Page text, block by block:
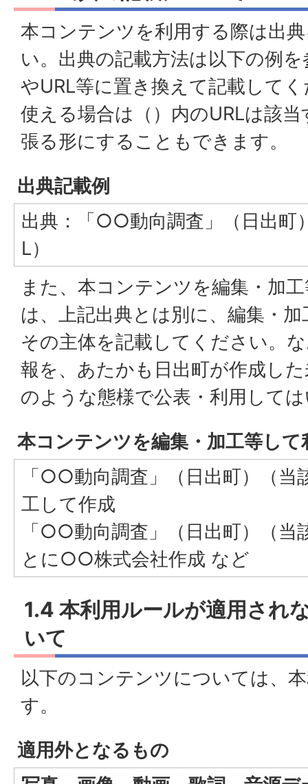
本コンテンツを利用する際は出
い。出典の記載方法は以下の例
やURL等に置き換えて記載して
使える場合は（）内のURLは該
張る形にすることもできます。
出典記載例
出典：「○○動向調査」（日出町
L）
また、本コンテンツを編集・加
は、上記出典とは別に、編集・
その主体を記載してください。
報を、あたかも日出町が作成し
のような態様で公表・利用して
本コンテンツを編集・加工等し
「○○動向調査」（日出町）（当
工して作成
「○○動向調査」（日出町）（当
とに○○株式会社作成 など
1.4 本利用ルールが適用され
いて
以下のコンテンツについては、
す。
適用外となるもの